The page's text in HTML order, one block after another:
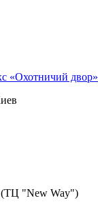
«Охотничий двор»
(ТЦ "New Way")